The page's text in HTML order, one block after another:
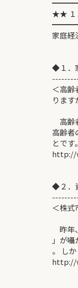
★★ １
家庭
◆１．
＜高齢
高齢
高齢者
とです。
http://
◆２．
＜株
昨年
」が
。 し
http://